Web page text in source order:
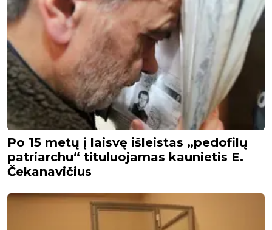
Po 15 metų į laisvę išleistas „pedofilų
patriarchu“ tituluojamas kaunietis E.
Čekanavičius